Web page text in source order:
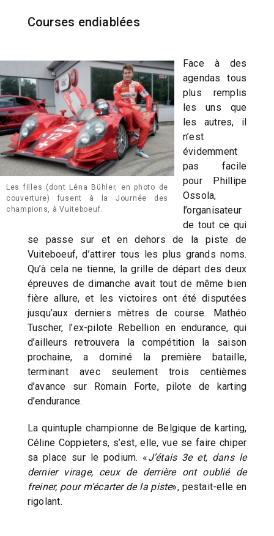
Courses endiablées
Les filles (dont Léna Bühler, en photo de
couverture) fusent à la Journée des
champions, à Vuiteboeuf.
Face à des
agendas tous
plus remplis
les uns que
les autres, il
n’est
évidemment
pas facile
pour Phillipe
Ossola,
l’organisateur
de tout ce qui
se passe sur et en dehors de la piste de
Vuiteboeuf, d’attirer tous les plus grands noms.
Qu’à cela ne tienne, la grille de départ des deux
épreuves de dimanche avait tout de même bien
fière allure, et les victoires ont été disputées
jusqu’aux derniers mètres de course. Mathéo
Tuscher, l’ex-pilote Rebellion en endurance, qui
d’ailleurs retrouvera la compétition la saison
prochaine, a dominé la première bataille,
terminant avec seulement trois centièmes
d’avance sur Romain Forte, pilote de karting
d’endurance.
La quintuple championne de Belgique de karting,
Céline Coppieters, s’est, elle, vue se faire chiper
sa place sur le podium. «J’étais 3e et, dans le
dernier virage, ceux de derrière ont oublié de
freiner, pour m’écarter de la piste», pestait-elle en
rigolant.